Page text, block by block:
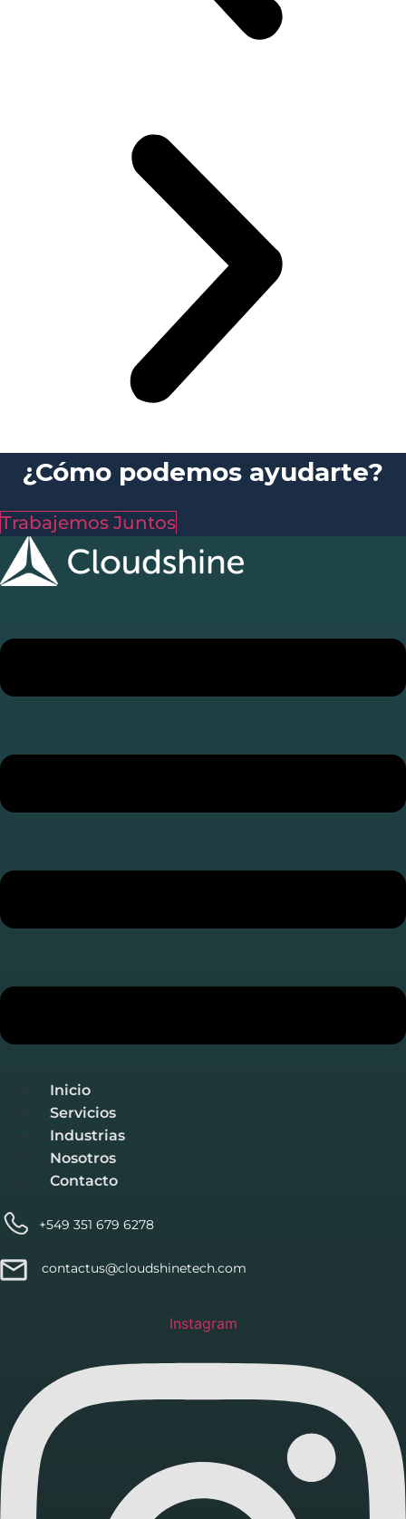
¿Cómo podemos ayudarte?
Trabajemos Juntos
Inicio
Servicios
Industrias
Nosotros
Contacto
+549 351 679 6278
contactus@cloudshinetech.com
Instagram